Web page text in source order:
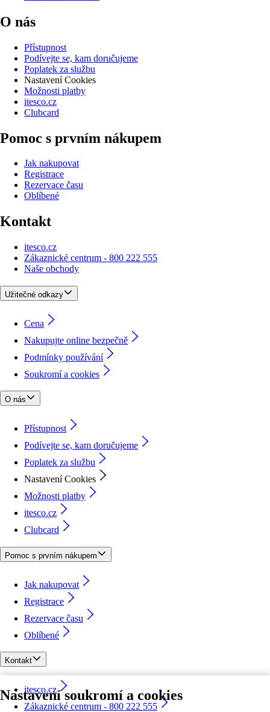
Nastavení soukromí a cookies
O nás
Přístupnost
Podívejte se, kam doručujeme
Poplatek za službu
Nastavení Cookies
Možnosti platby
itesco.cz
Clubcard
Pomoc s prvním nákupem
Jak nakupovat
Registrace
Rezervace času
Oblíbené
Kontakt
itesco.cz
Zákaznické centrum - 800 222 555
Naše obchody
Užitečné odkazy
Cena
Nakupujte online bezpečně
Podmínky používání
Soukromí a cookies
O nás
Přístupnost
Podívejte se, kam doručujeme
Poplatek za službu
Nastavení Cookies
Možnosti platby
itesco.cz
Clubcard
Pomoc s prvním nákupem
Jak nakupovat
Registrace
Rezervace času
Oblíbené
Kontakt
itesco.cz
Zákaznické centrum - 800 222 555